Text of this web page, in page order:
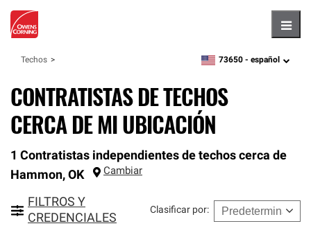
Techos zipcode,language
73650 - español
CONTRATISTAS DE TECHOS
CERCA DE MI UBICACIÓN
1 Contratistas independientes de techos cerca de
Hammon, OK Cambiar
FILTROS Y
CREDENCIALES
Clasificar por: